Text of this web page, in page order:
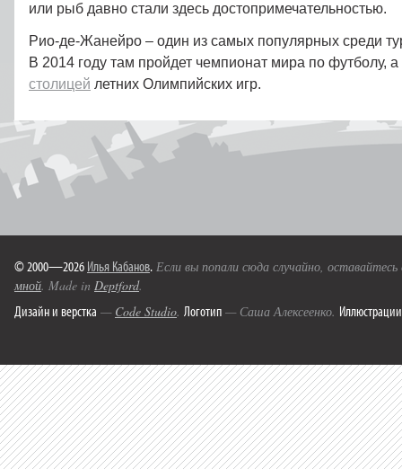
или рыб давно стали здесь достопримечательностью.
Рио-де-Жанейро – один из самых популярных среди
В 2014 году там пройдет чемпионат мира по футболу,
столицей летних Олимпийских игр.
© 2000—2026 Илья Кабанов. Если вы попали сюда случайно,
мной. Made in Deptford.
Дизайн и верстка — Code Studio. Логотип — Саша Алексеенко. Иллюстрации